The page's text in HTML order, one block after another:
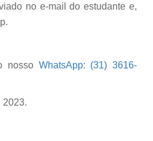
no e-mail do estudante e,
nosso WhatsApp: (31) 3616-
2023.